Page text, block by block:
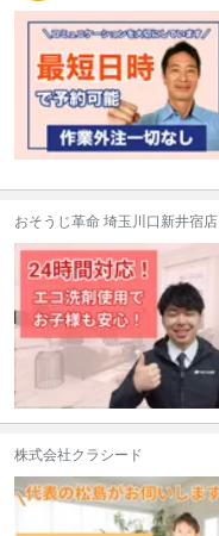
おそうじ革命 埼玉川口新井宿店
株式会社クラシード